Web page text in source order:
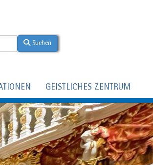
Suchen
GEISTLICHES ZENTRUM